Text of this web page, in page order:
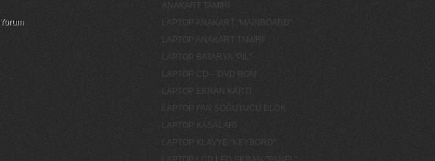
ANAKART TAMİRİ
LAPTOP ANAKART "MAİNBOARD"
LAPTOP ANAKART TAMİRİ
LAPTOP BATARYA "PİL"
LAPTOP CD – DVD ROM
LAPTOP EKRAN KARTI
LAPTOP FAN SOĞUTUCU BLOK
LAPTOP KASALARI
LAPTOP KLAVYE "KEYBORD"